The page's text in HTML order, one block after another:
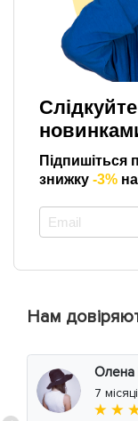
Підпишіться
знижку -3%
Нам
Олена
7
★ ★